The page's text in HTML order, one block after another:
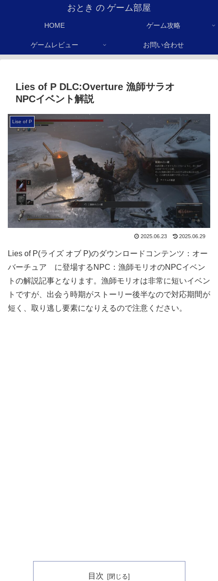
おとき の ゲーム部屋
HOME ゲーム攻略
ゲームレビュー お問い合わせ
Lies of P DLC:Overture 漁師サラオ
NPCイベント解説
Lise of P
2025.06.23 2025.06.29
Lies of P(ライズ オブ P)のダウンロードコンテンツ：オー
バーチュア に登場するNPC：漁師モリオのNPCイベン
トの解説記事となります。漁師モリオは非常に短いイベン
トですが、出会う時期がストーリー後半なので対応期間が
短く、取り逃し要素になりえるので注意ください。
目次